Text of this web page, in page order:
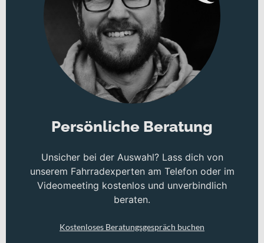
Kontrolle, während leistungsstarke hydraulische Scheibenbremsen
für zuverlässige und kontrollierbare Bremskraft bei jeder
Witterung sorgen. Für zusätzlichen Grip und Komfort sind die
700C-Laufräder mit breiten 50-mm-Reifen ausgestattet.
Reflektierende Seitenstreifen erhöhen die Sicherheit bei schlechten
Lichtverhältnissen. Die intern verlegten Züge und Leitungen sorgen
für einen eleganten Look. Zudem bietet das maximale
Systemgewicht von 150 kg eine hohe Tragfähigkeit.
Persönliche Beratung
Unsicher bei der Auswahl? Lass dich von
unserem Fahrradexperten am Telefon oder im
Videomeeting kostenlos und unverbindlich
beraten.
Kostenloses Beratungsgespräch buchen